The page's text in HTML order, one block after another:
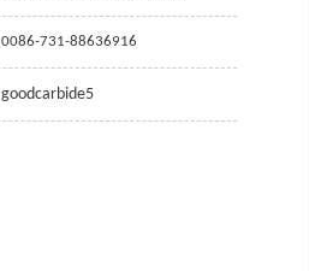
0086-731-88636916
goodcarbide5